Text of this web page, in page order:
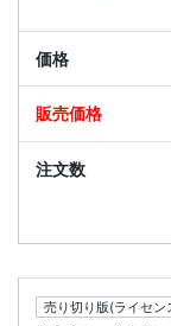
売り切り版(ライセン